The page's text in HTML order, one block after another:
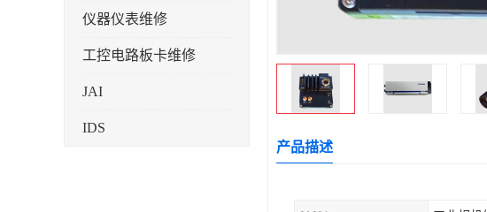
仪器仪表维修
工控电路板卡维修
JAI
IDS
产品描述